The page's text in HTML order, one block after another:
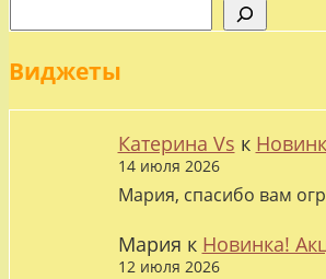
Виджеты
Катерина Vs к
14 июля 2026
Мария, спасибо вам
Мария к Новинка!
12 июля 2026